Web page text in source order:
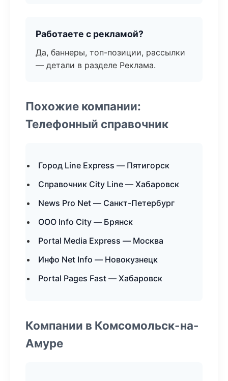
Работаете с рекламой?
Да, баннеры, топ-позиции, рассылки
— детали в разделе Реклама.
Похожие компании:
Телефонный справочник
Город Line Express — Пятигорск
Справочник City Line — Хабаровск
News Pro Net — Санкт-Петербург
ООО Info City — Брянск
Portal Media Express — Москва
Инфо Net Info — Новокузнецк
Portal Pages Fast — Хабаровск
Компании в Комсомольск-на-
Амуре